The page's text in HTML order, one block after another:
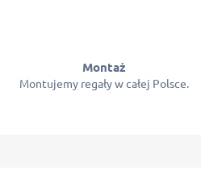
Montaż
Montujemy regały w całej Polsce.